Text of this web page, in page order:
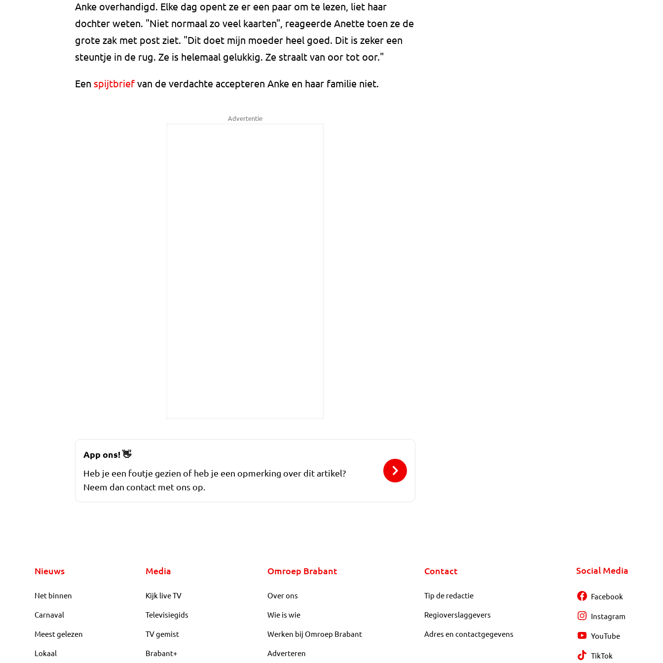
Anke overhandigd. Elke dag opent ze er een paar om te lezen, liet haar
dochter weten. "Niet normaal zo veel kaarten", reageerde Anette toen ze de
grote zak met post ziet. "Dit doet mijn moeder heel goed. Dit is zeker een
steuntje in de rug. Ze is helemaal gelukkig. Ze straalt van oor tot oor."
Een spijtbrief van de verdachte accepteren Anke en haar familie niet.
Advertentie
App ons!👋
Heb je een foutje gezien of heb je een opmerking over dit artikel?
Neem dan contact met ons op.
Nieuws
Net binnen
Carnaval
Meest gelezen
Lokaal
Media
Kijk live TV
Televisiegids
TV gemist
Brabant+
Omroep Brabant
Over ons
Wie is wie
Werken bij Omroep Brabant
Adverteren
Contact
Tip de redactie
Regioverslaggevers
Adres en contactgegevens
Social Media
Facebook
Instagram
YouTube
TikTok